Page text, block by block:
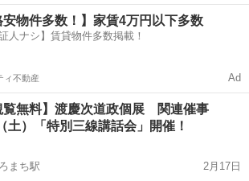
に、
たお菓子等の食品と、重曹、クエン酸、洗濯
武山公園駅 その他 マルシェ
安物件多数！】家賃4万円以下多数
証人ナシ】賃貸物件多数掲載！
ィ不動産 Ad
覧無料】渡慶次道政個展 関連催事
土）「特別三線講話会」開催！
まち駅
2月17日